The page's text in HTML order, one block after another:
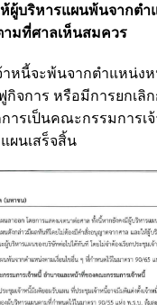
ผู้บริหารแผนพ้นจากตำ
ามที่ศาลเห็นสมควร
หนี้จะพ้นจากตำแหน่ง
กิจการ หรือมีการยกเลิ
ารเป็นคณะกรรมการเ
ผนเสร็จสิ้น